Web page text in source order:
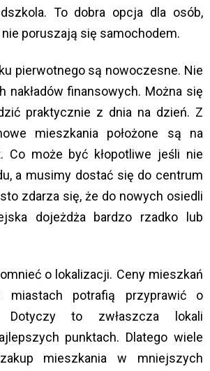
To dobra opcja dla osób,
poruszają się samochodem.
pierwotnego są nowoczesne. Nie
nakładów finansowych. Można się
praktycznie z dnia na dzień. Z
mieszkania położone są na
Co może być kłopotliwe jeśli nie
a musimy dostać się do centrum
zdarza się, że do nowych osiedli
dojeżdża bardzo rzadko lub
o lokalizacji. Ceny mieszkań
miastach potrafią przyprawić o
Dotyczy to zwłaszcza lokali
punktach. Dlatego wiele
mieszkania w mniejszych